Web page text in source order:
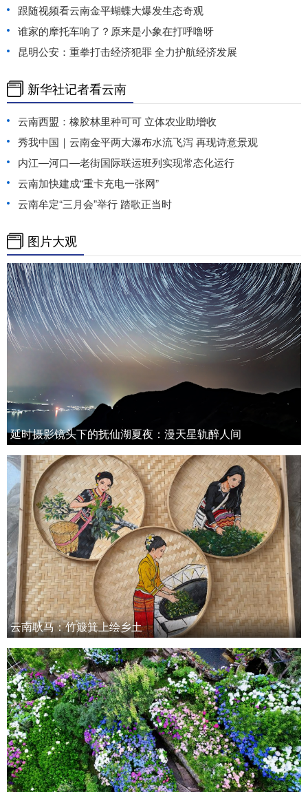
跟随视频看云南金平蝴蝶大爆发生态奇观
谁家的摩托车响了？原来是小象在打呼噜呀
昆明公安：重拳打击经济犯罪 全力护航经济发展
新华社记者看云南
云南西盟：橡胶林里种可可 立体农业助增收
秀我中国｜云南金平两大瀑布水流飞泻 再现诗意景观
内江—河口—老街国际联运班列实现常态化运行
云南加快建成“重卡充电一张网”
云南牟定“三月会”举行 踏歌正当时
图片大观
延时摄影镜头下的抚仙湖夏夜：漫天星轨醉人间
云南耿马：竹簸箕上绘乡土